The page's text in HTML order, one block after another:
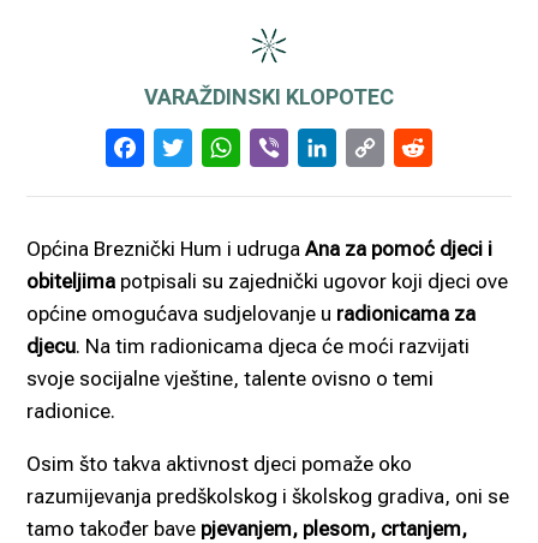
VARAŽDINSKI KLOPOTEC
Facebook
Twitter
WhatsApp
ViberLinkedIn
Copy
Link
Općina Breznički Hum i udrugaAna za pomoć djeci i
obiteljima potpisali su zajednički ugovor koji djeci ove
općine omogućava sudjelovanje u radionicama za
djecu. Na tim radionicama djeca će moći razvijati
svoje socijalne vještine, talente ovisno o temi
radionice.
Osim što takva aktivnost djeci pomaže oko
razumijevanja predškolskog i školskog gradiva, oni se
tamo također bave pjevanjem, plesom, crtanjem,